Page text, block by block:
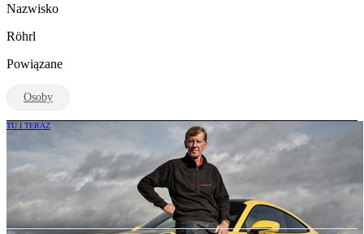
Nazwisko
Röhrl
Powiązane
Osoby
TU I TERAZ
Genialny i kontrowersyjny kierowca
rajdowy na piedestale